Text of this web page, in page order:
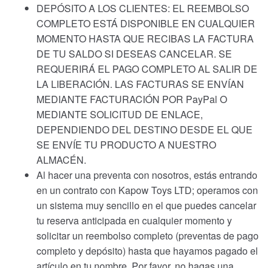
DEPÓSITO A LOS CLIENTES: EL REEMBOLSO
COMPLETO ESTÁ DISPONIBLE EN CUALQUIER
MOMENTO HASTA QUE RECIBAS LA FACTURA
DE TU SALDO SI DESEAS CANCELAR. SE
REQUERIRÁ EL PAGO COMPLETO AL SALIR DE
LA LIBERACIÓN. LAS FACTURAS SE ENVÍAN
MEDIANTE FACTURACIÓN POR PayPal O
MEDIANTE SOLICITUD DE ENLACE,
DEPENDIENDO DEL DESTINO DESDE EL QUE
SE ENVÍE TU PRODUCTO A NUESTRO
ALMACÉN.
Al hacer una preventa con nosotros, estás entrando
en un contrato con Kapow Toys LTD; operamos con
un sistema muy sencillo en el que puedes cancelar
tu reserva anticipada en cualquier momento y
solicitar un reembolso completo (preventas de pago
completo y depósito) hasta que hayamos pagado el